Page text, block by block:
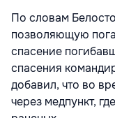
По словам
позволяющую
спасение
спасения
добавил, что во
через медпункт,